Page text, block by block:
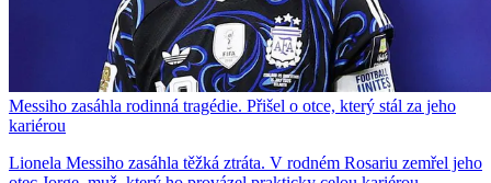
Messiho zasáhla rodinná tragédie. Přišel o otce, který stál za jeho
kariérou
Lionela Messiho zasáhla těžká ztráta. V rodném Rosariu zemřel jeho